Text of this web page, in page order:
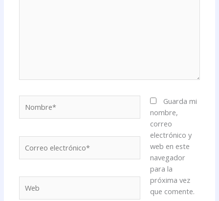
electrónico*
Guarda mi
nombre,
correo
electrónico y
web en este
navegador
para la
próxima vez
que comente.